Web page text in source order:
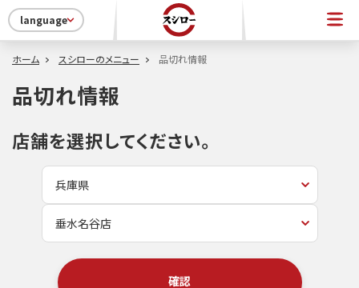
language
ホーム スシローのメニュー 品切れ情報
品切れ情報
店舗を選択してください。
確認